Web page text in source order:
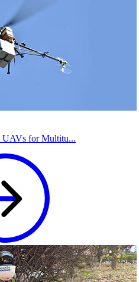
for Multitu...